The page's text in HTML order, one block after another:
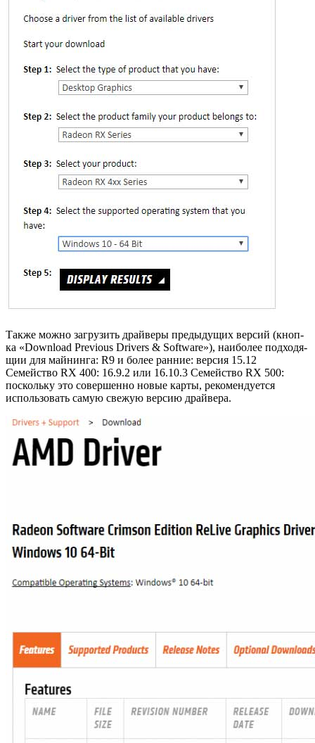
Также можно за­гру­зить драй­ве­ры преды­ду­щих вер­сий (кноп­
ка «Download Previous Drivers & Software»), наи­бо­лее под­хо­дя­
щии для май­нин­га: R9 и более ранние: версия 15.12
Семейство RX 400: 16.9.2 или 16.10.3 Семейство RX 500:
поскольку это совершенно новые карты, рекомендуется
использовать самую свежую версию драйвера.